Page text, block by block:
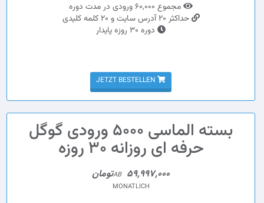
مجموع 60,000 ورودی در مدت دوره
حداکثر 20 آدرس سایت و 20 کلمه کلیدی
دوره 30 روزه پایدار
JETZT BESTELLEN
بسته الماسی 5000 ورودی گوگل
حرفه ای روزانه 30 روزه
AB 59,997,000تومان
MONATLICH